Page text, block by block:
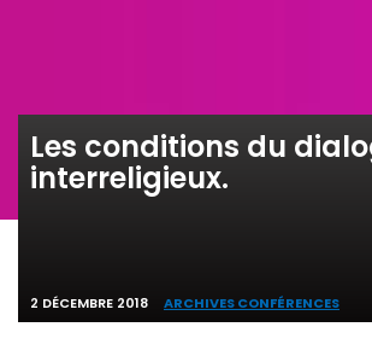
Les conditions du
interreligieux.
2 DÉCEMBRE 2018 ARCHIVES CONFÉRENCES